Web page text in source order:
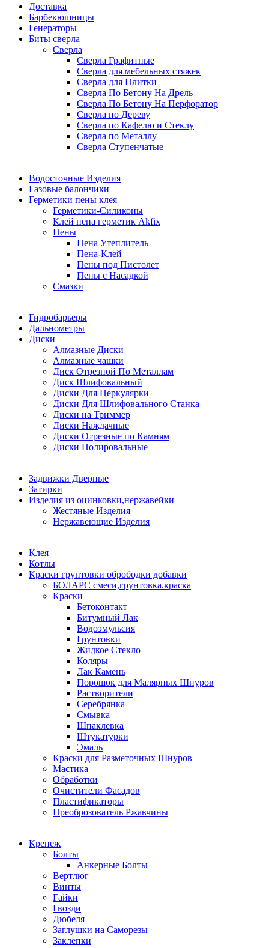
Доставка
Барбекюшницы
Генераторы
Биты сверла
Сверла
Сверла Графитные
Сверла для мебельных стяжек
Сверла для Плитки
Сверла По Бетону На Дрель
Сверла По Бетону На Перфоратор
Сверла по Дереву
Сверла по Кафелю и Стеклу
Сверла по Металлу
Сверла Ступенчатые
Водосточные Изделия
Газовые балончики
Герметики пены клея
Герметики-Силиконы
Клей пена герметик Akfix
Пены
Пена Утеплитель
Пена-Клей
Пены под Пистолет
Пены с Насадкой
Смазки
Гидробарьеры
Дальнометры
Диски
Алмазные Диски
Алмазные чашки
Диск Отрезной По Металлам
Диск Шлифовальный
Диски Для Церкулярки
Диски Для Шлифовального Станка
Диски на Триммер
Диски Наждачные
Диски Отрезные по Камням
Диски Полировальные
Задвижки Дверные
Затирки
Изделия из оцинковки,нержавейки
Жестяные Изделия
Нержавеющие Изделия
Клея
Котлы
Краски грунтовки обрободки добавки
БОЛАРС смеси,грунтовка.краска
Краски
Бетоконтакт
Битумный Лак
Водоэмульсия
Грунтовки
Жидкое Стекло
Коляры
Лак Камень
Порошок для Малярных Шнуров
Растворители
Серебрянка
Смывка
Шпаклевка
Штукатурки
Эмаль
Краски для Разметочных Шнуров
Мастика
Обработки
Очистители Фасадов
Пластификаторы
Преоброзователь Ржавчины
Крепеж
Болты
Анкерные Болты
Вертлюг
Винты
Гайки
Гвозди
Дюбеля
Заглушки на Саморезы
Заклепки